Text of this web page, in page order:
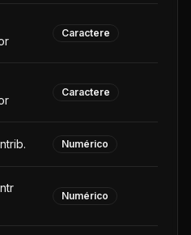
Caractere
Caractere
Numérico
Numérico